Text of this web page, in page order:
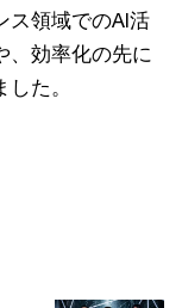
ス領域でのAI活
、効率化の先に
た。